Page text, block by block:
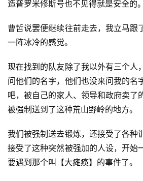
造普罗米修斯号也不见得就是安全的
曹哲说罢便继续往前走去，我立马跟
一阵冰冷的感觉。
现在找到的队友除了我以外有三个人
问他们的名字，他们也没来问我的名
吧，被自己的家人、领导和政府卖了
被强制送到了这种荒山野岭的地方。
我们被强制送去锻炼，还接受了各种
接受了这种突然被强加的人设，开始
要遇到那个叫【大瘫痪】的事件了。